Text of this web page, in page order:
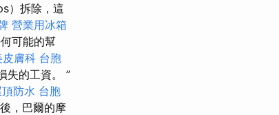
）拆除，這
營業用冰箱
可能的幫
皮膚科 台胞
失的工資。 ”
頂防水 台胞
，巴爾的摩